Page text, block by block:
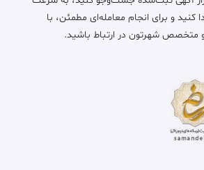
کنید و برای انجام معامله‌ای مطمئن، با
متخصص شهرتون در ارتباط باشید.